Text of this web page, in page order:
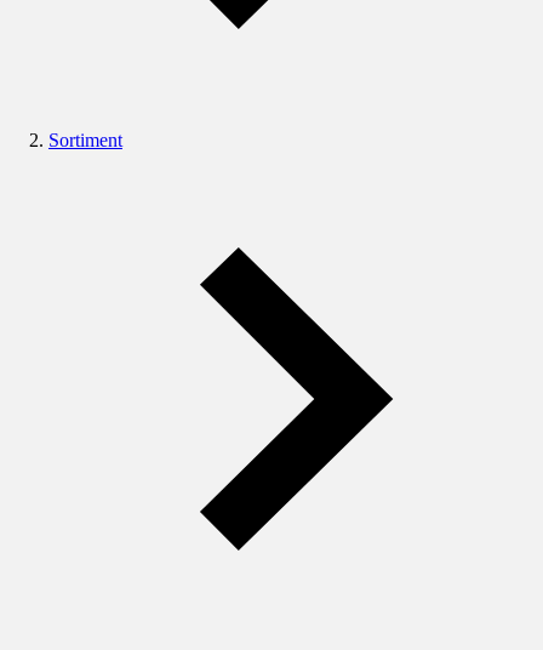
Sortiment